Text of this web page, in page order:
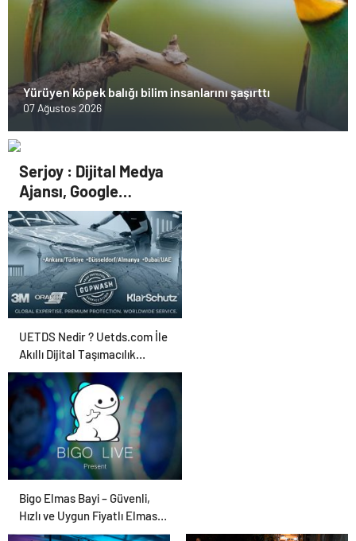
Yürüyen köpek balığı bilim insanlarını şaşırttı
07 Ağustos 2026
Serjoy : Dijital Medya
Ajansı, Google
Reklam Ajansı, SEO
Ajansı ve Web
Tasarım Ajansı
UETDS Nedir ? Uetds.com İle
Akıllı Dijital Taşımacılık
Yazılımı
Bigo Elmas Bayi – Güvenli,
Hızlı ve Uygun Fiyatlı Elmas
Satın Almanın Yeni Adresi